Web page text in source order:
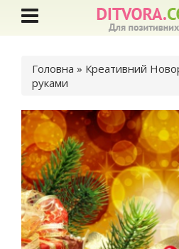
Ви є тут
Головна » Креативний
руками